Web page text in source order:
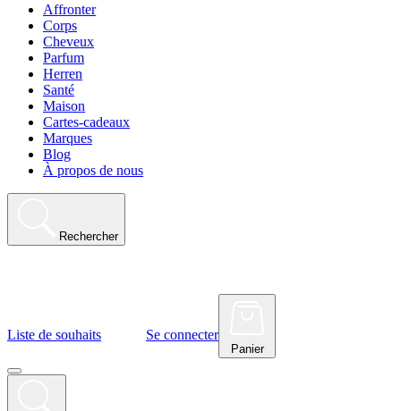
Affronter
Corps
Cheveux
Parfum
Herren
Santé
Maison
Cartes-cadeaux
Marques
Blog
À propos de nous
Rechercher
Liste de souhaits Se connecter
Panier